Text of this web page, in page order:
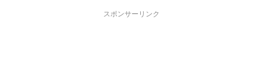
スポンサーリンク